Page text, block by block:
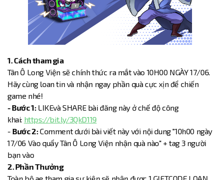
1. Cách tham gia
Tân Ô Long Viện sẽ chính thức ra mắt vào 10H00 NGÀY 17/06.
Hãy cùng loan tin và nhận ngay phần quà cực xịn để chiến
game nhé!
- Bước 1:LIKEvà SHARE bài đăng này ở chế độ công
khai: https://bit.ly/3QkD119
-Bước 2:Comment dưới bài viết này với nội dung "10h00 ngày
17/06 Vào quẩy Tân Ô Long Viện nhận quà nào" + tag 3 người
bạn vào
2. Phần Thưởng
Toàn bộ ae tham gia sự kiện sẽ nhận được 1 GIFTCODE LOAN